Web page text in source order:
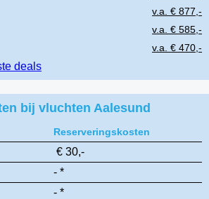
v.a. € 877,-
v.a. € 585,-
v.a. € 470,-
deals
bij vluchten Aalesund
Reserveringskosten
€ 30,-
- *
- *